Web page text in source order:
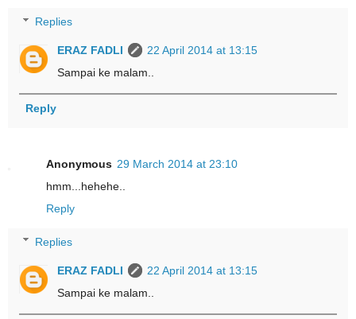
Replies
ERAZ FADLI
22 April 2014 at 13:15
Sampai ke malam..
Reply
Anonymous 29 March 2014 at 23:10
hmm...hehehe..
Reply
Replies
ERAZ FADLI
22 April 2014 at 13:15
Sampai ke malam..